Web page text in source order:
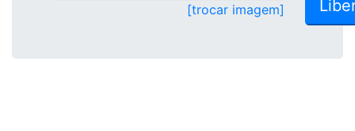
[trocar imagem]